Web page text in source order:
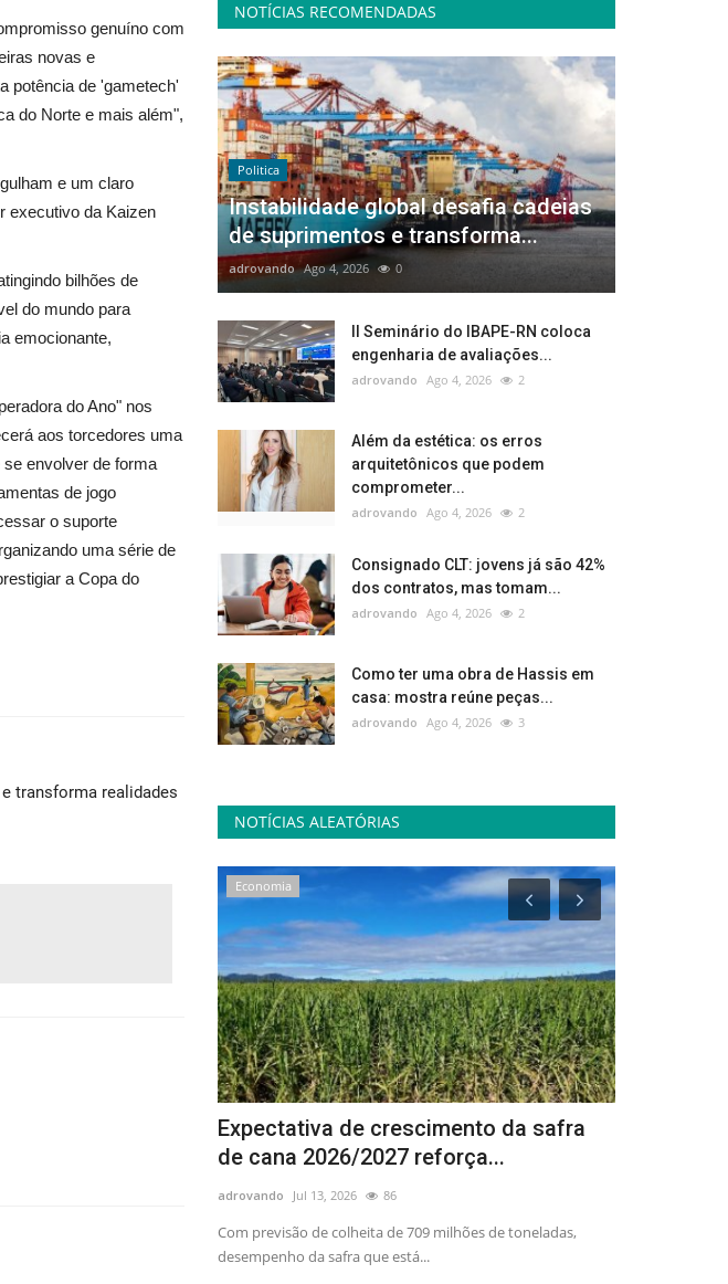
genuíno com
novas e
potência de 'gametech'
do Norte e mais além",
e um claro
executivo da Kaizen
bilhões de
do mundo para
emocionante,
do Ano" nos
aos torcedores uma
envolver de forma
de jogo
o suporte
uma série de
a Copa do
transforma realidades
NOTÍCIAS RECOMENDADAS
Politica
Instabilidade global desafia cadeias
de suprimentos e transforma...
adrovando Ago 4, 2026 0
II Seminário do IBAPE-RN coloca
engenharia de avaliações...
adrovando Ago 4, 2026 2
Além da estética: os erros
arquitetônicos que podem
comprometer...
adrovando Ago 4, 2026 2
Consignado CLT: jovens já são 42%
dos contratos, mas tomam...
adrovando Ago 4, 2026 2
Como ter uma obra de Hassis em
casa: mostra reúne peças...
adrovando Ago 4, 2026 3
NOTÍCIAS ALEATÓRIAS
Economia
Expectativa de crescimento da safra
de cana 2026/2027 reforça...
adrovando Jul 13, 2026 86
Com previsão de colheita de 709 milhões de toneladas,
desempenho da safra que está...